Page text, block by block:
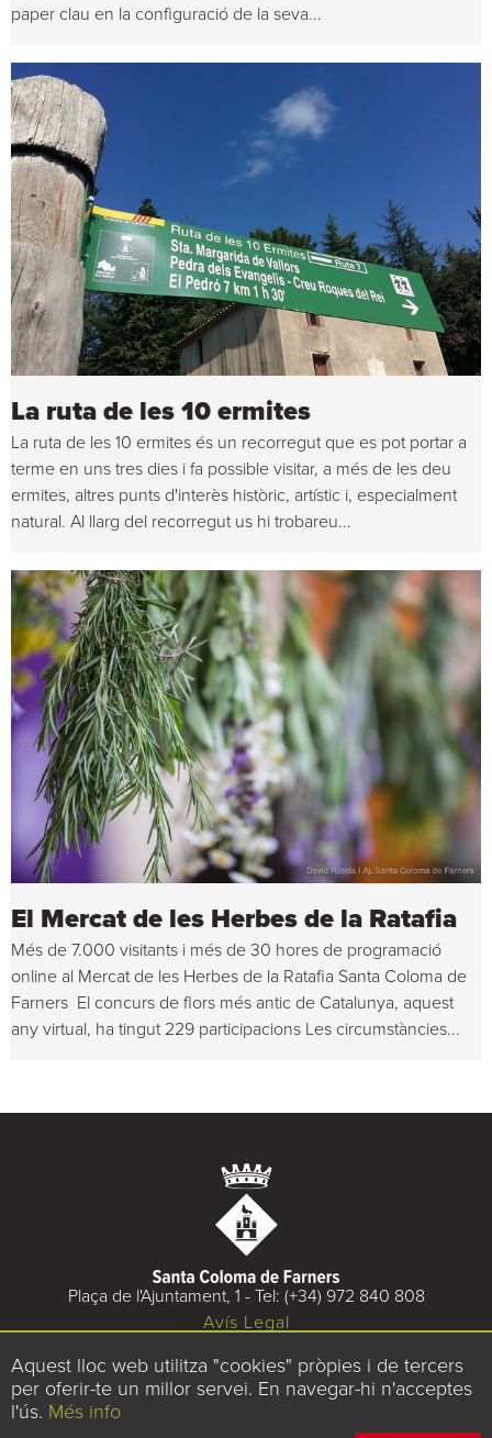
paper clau en la configuració de la seva...
La ruta de les 10 ermites
La ruta de les 10 ermites és un recorregut que es pot portar a
terme en uns tres dies i fa possible visitar, a més de les deu
ermites, altres punts d'interès històric, artístic i, especialment
natural. Al llarg del recorregut us hi trobareu...
El Mercat de les Herbes de la Ratafia
Més de 7.000 visitants i més de 30 hores de programació
online al Mercat de les Herbes de la Ratafia Santa Coloma de
Farners El concurs de flors més antic de Catalunya, aquest
any virtual, ha tingut 229 participacions Les circumstàncies...
Plaça de l'Ajuntament, 1 - Tel: (+34) 972 840 808
Avís Legal
Aquest lloc web utilitza "cookies" pròpies i de tercers
per oferir-te un millor servei. En navegar-hi n'acceptes
l'ús. Més info